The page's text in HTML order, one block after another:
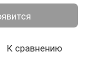
К сравнению